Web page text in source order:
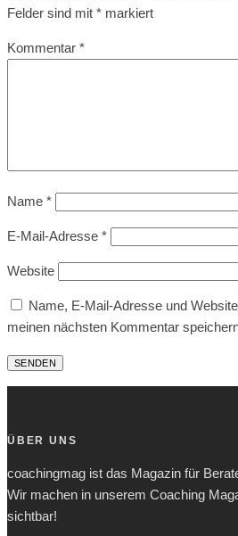
Felder sind mit * markiert
Kommentar *
Name *
E-Mail-Adresse *
Website
Name, E-Mail-Adresse und
meinen nächsten Kommentar
ÜBER UNS
coachingmag ist das Magazin für
Wir machen in unserem Coaching
sichtbar!